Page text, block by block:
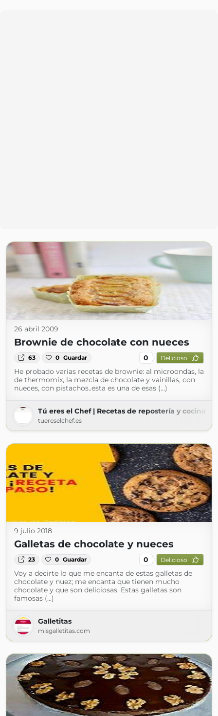
26 abril 2009
Brownie de chocolate con nueces
63 0 Guardar 0 Delicioso
He probado varias recetas de brownie: al microondas, la
de thermomix, la mezcla de chocolate y vainillas, con
nueces, con pistachos..esta es una de esas (...)
Tú eres el Chef | Recetas de repostería y cocina -
tuereselchef.es
9 julio 2018
Galletas de chocolate y nueces
23 0 Guardar 0 Delicioso
Voy a decirte lo que me encanta de estas galletas de
chocolate y nuez; me encanta que tienen mucho
chocolate y que son deliciosas. Estas galletas son
famosas (...)
Galletitas
misgalletitas.com